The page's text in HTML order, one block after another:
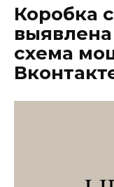
Коробка
схема